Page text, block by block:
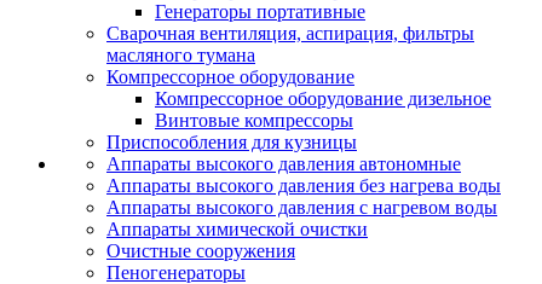
Генераторы портативные
Сварочная вентиляция, аспирация, фильтры
масляного тумана
Компрессорное оборудование
Компрессорное оборудование дизельное
Винтовые компрессоры
Приспособления для кузницы
Аппараты высокого давления автономные
Аппараты высокого давления без нагрева воды
Аппараты высокого давления с нагревом воды
Аппараты химической очистки
Очистные сооружения
Пеногенераторы